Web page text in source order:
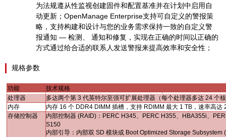
为法规遵从性监视创建固件和配置基准并在计划中启用自
动更新； OpenManage Enterprise支持可自定义的警报策
略，支持构建和设计与您的业务需求保持一致的自定义警
报通知 — 检测、 通知和修复，实现在正确的时间以正确的
方式通过给合适的联系人发送警报来提高效率和安全性；
规格参数
功能
技术规格
处理器
多达两个第3代英特尔至强可扩展处理器（每个处理器多达 24个
内存
内存 16个 DDR4 DIMM插槽，支持 RDIMM最大 1 TB ，速率高达
存储控制器
内部控制器(RAID) ： PERC H345、 PERC H355、 HBA355i、
S150
内部引导：内部双SD模块或 Boot Optimized Storage Subsystem